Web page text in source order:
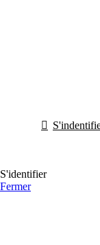
S'identifier
Fermer